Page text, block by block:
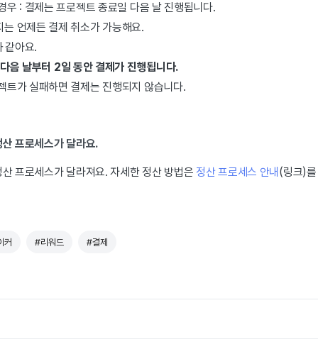
우 : 결제는 프로젝트 종료일 다음 날 진행됩니다.
언제든 결제 취소가 가능해요.
같아요.
음 날부터 2일 동안 결제가 진행됩니다.
트가 실패하면 결제는 진행되지 않습니다.
프로세스가 달라요.
프로세스가 달라져요. 자세한 정산 방법은정산 프로세스 안내 (링크)
커 #리워드 #결제